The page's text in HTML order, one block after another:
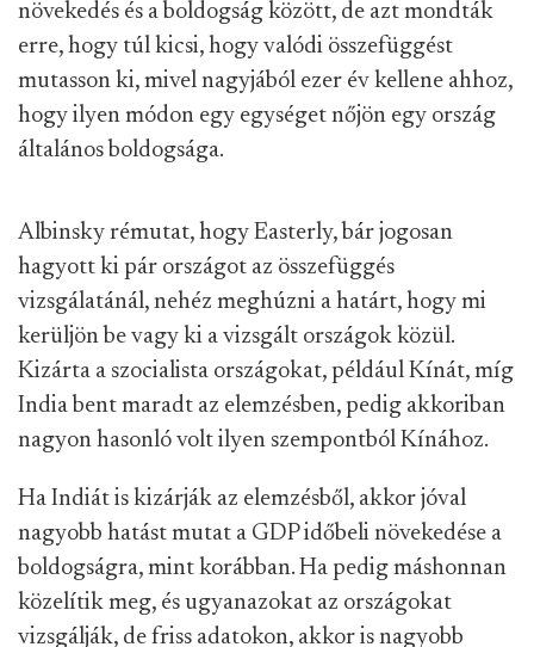
növekedés és a boldogság között, de azt mondták
erre, hogy túl kicsi, hogy valódi összefüggést
mutasson ki, mivel nagyjából ezer év kellene ahhoz,
hogy ilyen módon egy egységet nőjön egy ország
általános boldogsága.
Albinsky rémutat, hogy Easterly, bár jogosan
hagyott ki pár országot az összefüggés
vizsgálatánál, nehéz meghúzni a határt, hogy mi
kerüljön be vagy ki a vizsgált országok közül.
Kizárta a szocialista országokat, például Kínát, míg
India bent maradt az elemzésben, pedig akkoriban
nagyon hasonló volt ilyen szempontból Kínához.
Ha Indiát is kizárják az elemzésből, akkor jóval
nagyobb hatást mutat a GDP időbeli növekedése a
boldogságra, mint korábban. Ha pedig máshonnan
közelítik meg, és ugyanazokat az országokat
vizsgálják, de friss adatokon, akkor is nagyobb